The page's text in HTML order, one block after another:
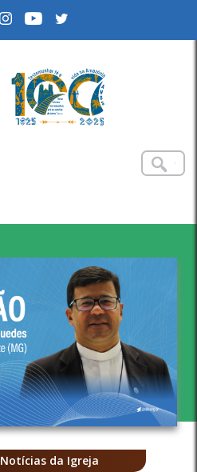
Notícias da Igreja